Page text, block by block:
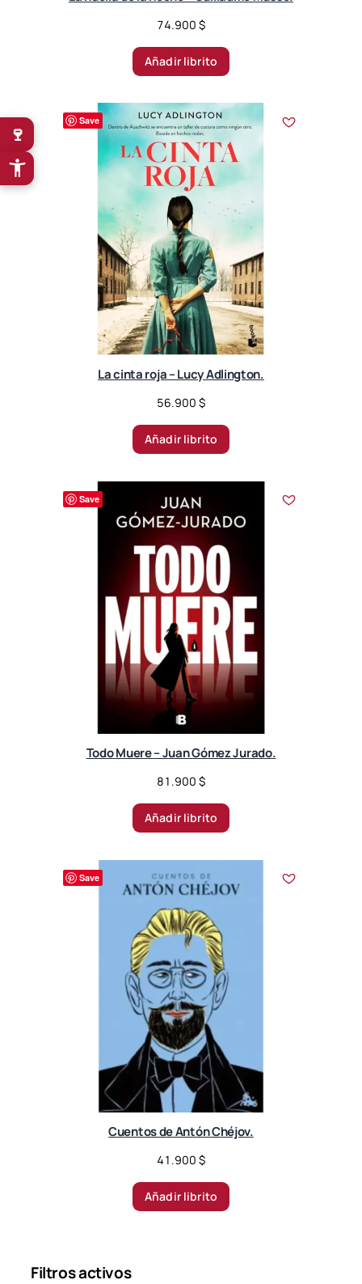
74.900 $
Añadir librito
Save
La cinta roja – Lucy Adlington.
56.900 $
Añadir librito
Save
Todo Muere – Juan Gómez Jurado.
81.900 $
Añadir librito
Save
Cuentos de Antón Chéjov.
41.900 $
Añadir librito
Filtros activos
🍷